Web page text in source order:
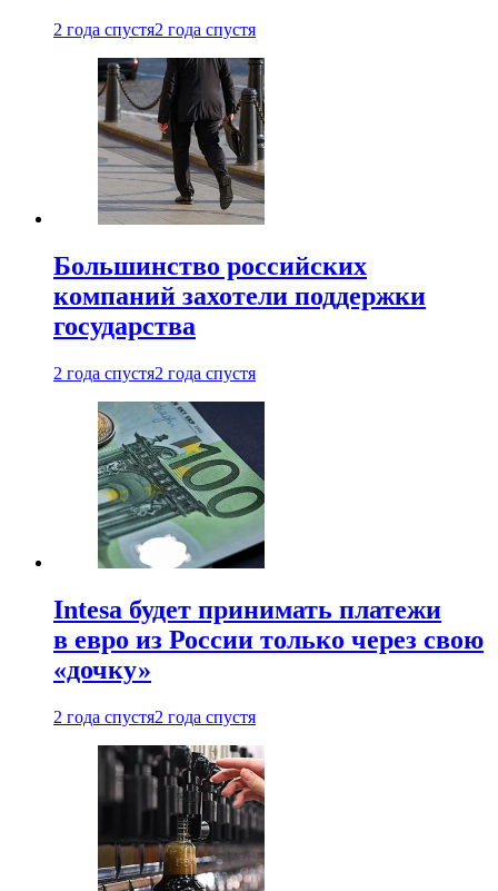
2 года спустя2 года спустя
Большинство российских
компаний захотели поддержки
государства
2 года спустя2 года спустя
Intesa будет принимать платежи
в евро из России только через свою
«дочку»
2 года спустя2 года спустя